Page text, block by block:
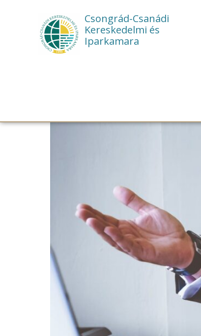
Csongrád-Csanádi
Kereskedelmi és
Iparkamara